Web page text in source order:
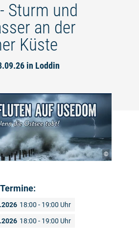
Sturm und
an der
Küste
in Loddin
©
18:00 - 19:00 Uhr
18:00 - 19:00 Uhr